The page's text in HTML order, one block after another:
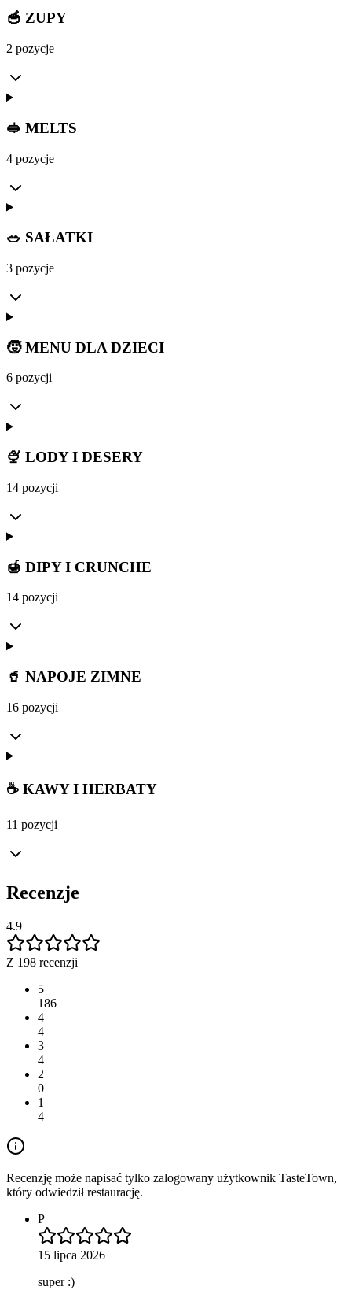
🥣 ZUPY
2 pozycje
🥪 MELTS
4 pozycje
🥗 SAŁATKI
3 pozycje
🧒 MENU DLA DZIECI
6 pozycji
🍨 LODY I DESERY
14 pozycji
🍯 DIPY I CRUNCHE
14 pozycji
🥤 NAPOJE ZIMNE
16 pozycji
☕ KAWY I HERBATY
11 pozycji
Recenzje
4.9
Z 198 recenzji
5
186
4
4
3
4
2
0
1
4
Recenzję może napisać tylko zalogowany użytkownik TasteTown,
który odwiedził restaurację.
P
15 lipca 2026
super :)